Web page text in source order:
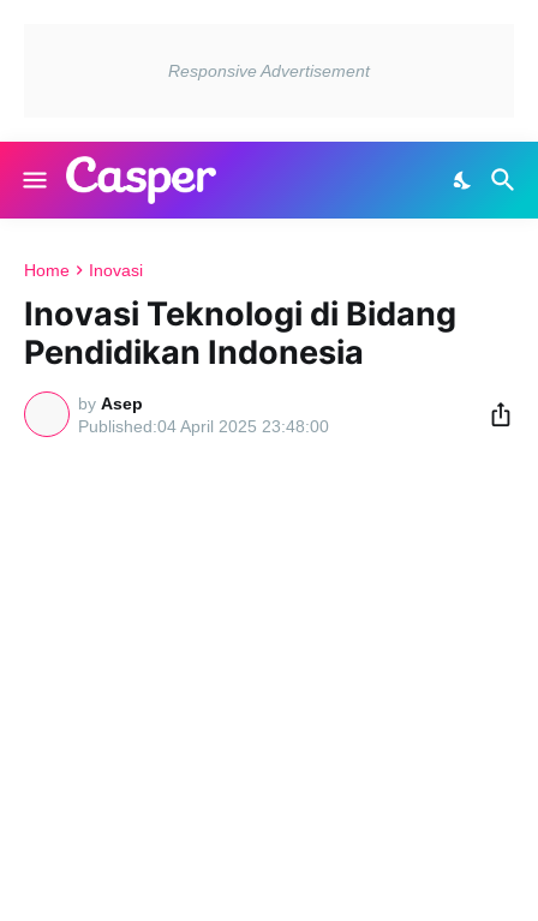
Home Inovasi
Inovasi Teknologi di Bidang
Pendidikan Indonesia
by Asep
04 April 2025 23:48:00